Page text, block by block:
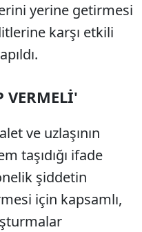
yerine getirmesi
karşı etkili
VERMELİ'
ve uzlaşının
taşıdığı ifade
şiddetin
için kapsamlı,